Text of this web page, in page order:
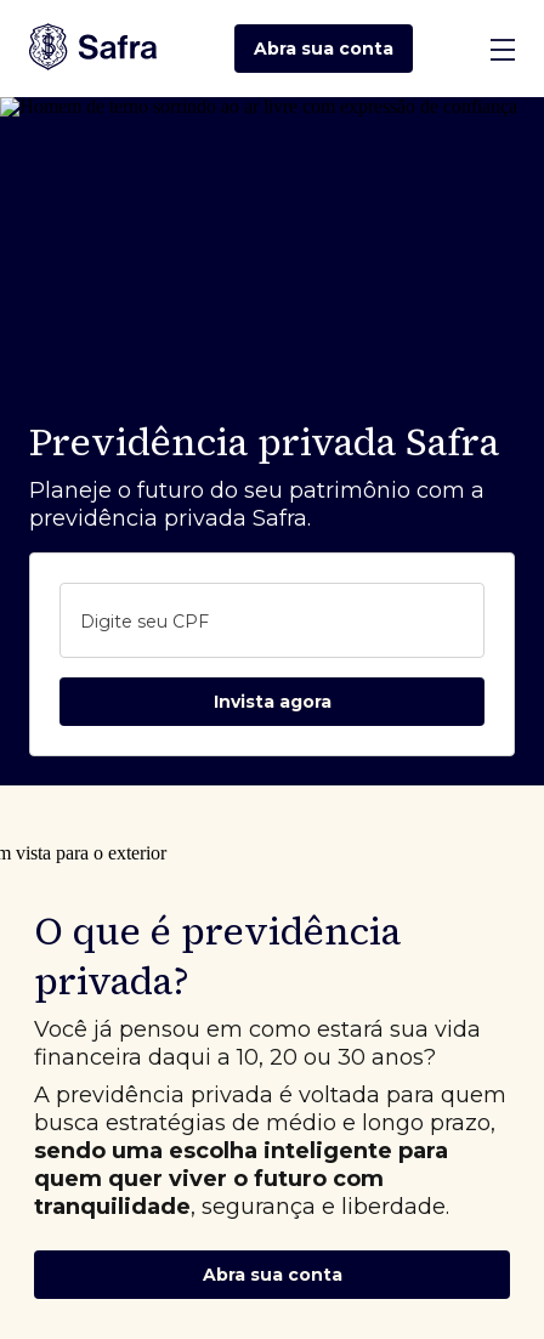
Abra sua conta
Previdência privada Safra
Planeje o futuro do seu patrimônio com a
previdência privada Safra.
Digite seu CPF
Invista agora
O que é previdência
privada?
Você já pensou em como estará sua vida
financeira daqui a 10, 20 ou 30 anos?
A previdência privada é voltada para quem
busca estratégias de médio e longo prazo,
sendo uma escolha inteligente para
quem quer viver o futuro com
tranquilidade, segurança e liberdade.
Abra sua conta